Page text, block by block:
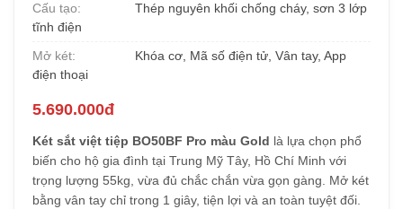
Cấu tạo:
Thép nguyên khối chống cháy, sơn 3 lớp
tĩnh điện
Mở két:
Khóa cơ, Mã số điện tử, Vân tay, App
điện thoại
5.690.000đ
Két sắt việt tiệp BO50BF Pro màu Gold là lựa chọn phổ
biến cho hộ gia đình tại Trung Mỹ Tây, Hồ Chí Minh với
trọng lượng 55kg, vừa đủ chắc chắn vừa gọn gàng. Mở két
bằng vân tay chỉ trong 1 giây, tiện lợi và an toàn tuyệt đối.